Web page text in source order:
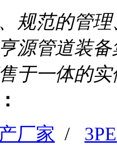
规范的管
源管道装
于一体的
厂家 /